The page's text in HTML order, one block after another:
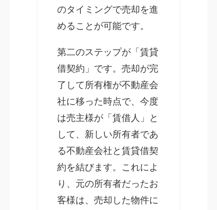
のタイミングで売却を進
めることが可能です。
第二のステップが「賃貸
借契約」です。売却が完
了して所有権が不動産会
社に移った時点で、今度
は売主様が「賃借人」と
して、新しい所有者であ
る不動産会社と賃貸借契
約を結びます。これによ
り、元の所有者だったお
客様は、売却した物件に